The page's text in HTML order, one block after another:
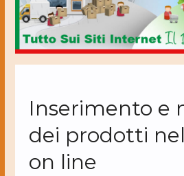
Inserimento e
dei prodotti
on line